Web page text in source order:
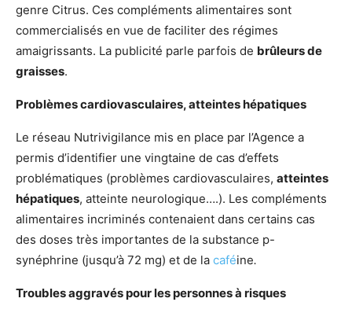
genre Citrus. Ces compléments alimentaires sont
commercialisés en vue de faciliter des régimes
amaigrissants. La publicité parle parfois de brûleurs de
graisses.
Problèmes cardiovasculaires, atteintes hépatiques
Le réseau Nutrivigilance mis en place par l’Agence a
permis d’identifier une vingtaine de cas d’effets
problématiques (problèmes cardiovasculaires, atteintes
hépatiques, atteinte neurologique….). Les compléments
alimentaires incriminés contenaient dans certains cas
des doses très importantes de la substance p-
synéphrine (jusqu’à 72 mg) et de la caféine.
Troubles aggravés pour les personnes à risques